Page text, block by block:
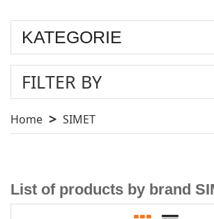
KATEGORIE
FILTER BY
Home SIMET
List of products by brand